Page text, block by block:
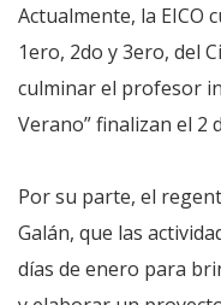
Actualmente, la EICO
1ero, 2do y 3ero, del
culminar el profesor
Verano” finalizan el 2
Por su parte, el
Galán, que las
días de enero para